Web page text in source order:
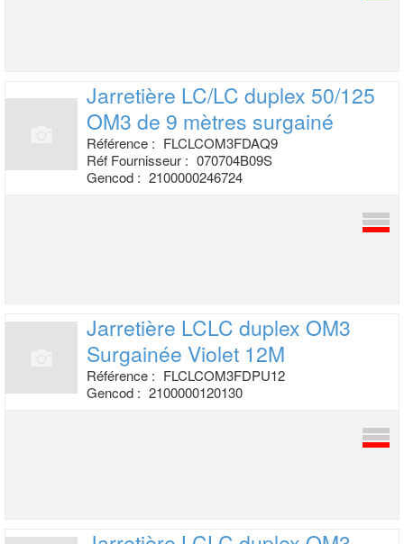
Jarretière LC/LC duplex 50/125
OM3 de 9 mètres surgainé
Référence : FLCLCOM3FDAQ9
Réf Fournisseur : 070704B09S
Gencod : 2100000246724
Jarretière LCLC duplex OM3
Surgainée Violet 12M
Référence : FLCLCOM3FDPU12
Gencod : 2100000120130